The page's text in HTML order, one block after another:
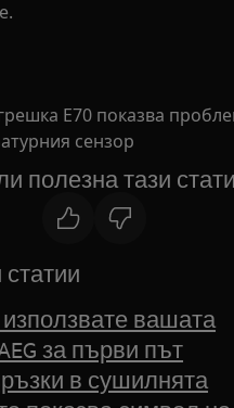
E70 показва
сензор
полезна тази
вашата
за първи път
в сушилнята